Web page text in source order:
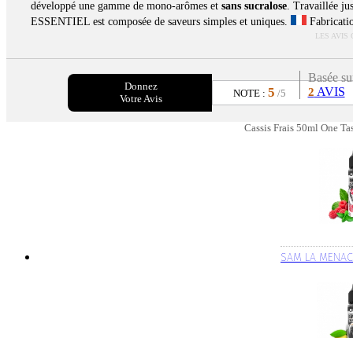
développé une gamme de mono-arômes et sans sucralose. Travaillée
ESSENTIEL est composée de saveurs simples et uniques.
LES AVIS
Donnez
Votre Avis
NOTE : 5 /5
Basée
2 AVIS
Cassis Frais 50ml One
SAM LA